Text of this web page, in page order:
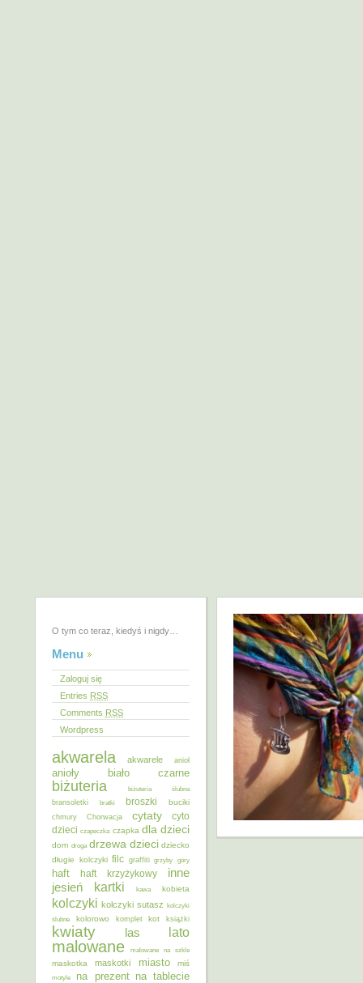
O tym co teraz, kiedyś i nigdy…
Menu
Zaloguj się
Entries RSS
Comments RSS
Wordpress
akwarela akwarele anioł
anioły biało czarne
biżuteria
biżuteria ślubna
bransoletki
bratki broszki buciki
chmury Chorwacja cytaty
cyto
dzieci czapeczka czapka dla dzieci
dom droga drzewa dzieci dziecko
długie kolczyki filc graffiti grzyby góry
haft haft krzyżykowy inne
jesień kartki kawa kobieta
kolczyki kolczyki sutasz kolczyki
ślubne
kolorowo komplet kot książki
kwiaty las lato
malowane malowane na szkle
maskotka maskotki miasto miś
motyle na prezent na tablecie